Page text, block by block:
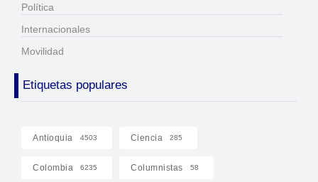
Política
Internacionales
Movilidad
Etiquetas populares
Antioquia 4503 Ciencia 285
Colombia 6235 Columnistas 58